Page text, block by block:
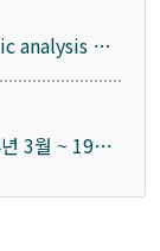
analysis of
Sci
3월 ~ 1994
lines,